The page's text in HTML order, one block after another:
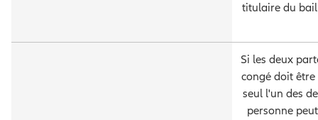
titulaire du
Si les deux
congé doit
seul l'un des
personne